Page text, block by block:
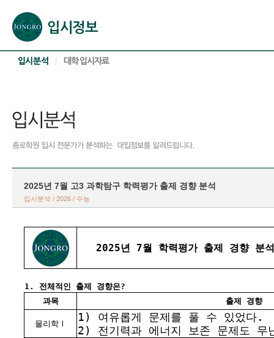
2025년 7월 고3 과학탐구 학력평가 출제 경향 분석
입시분석 / 2026 / 수능
2025년 7월 학력평가 출제 경향 분
1. 전체적인 출제 경향은?
과목
출제 경향
물리학Ⅰ
1) 여유롭게 문제를 풀 수 있었다.
2) 전기력과 에너지 보존 문제도 무